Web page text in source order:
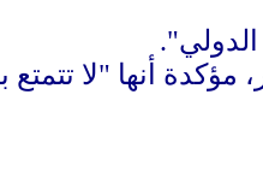
أنها "لا تتمتع